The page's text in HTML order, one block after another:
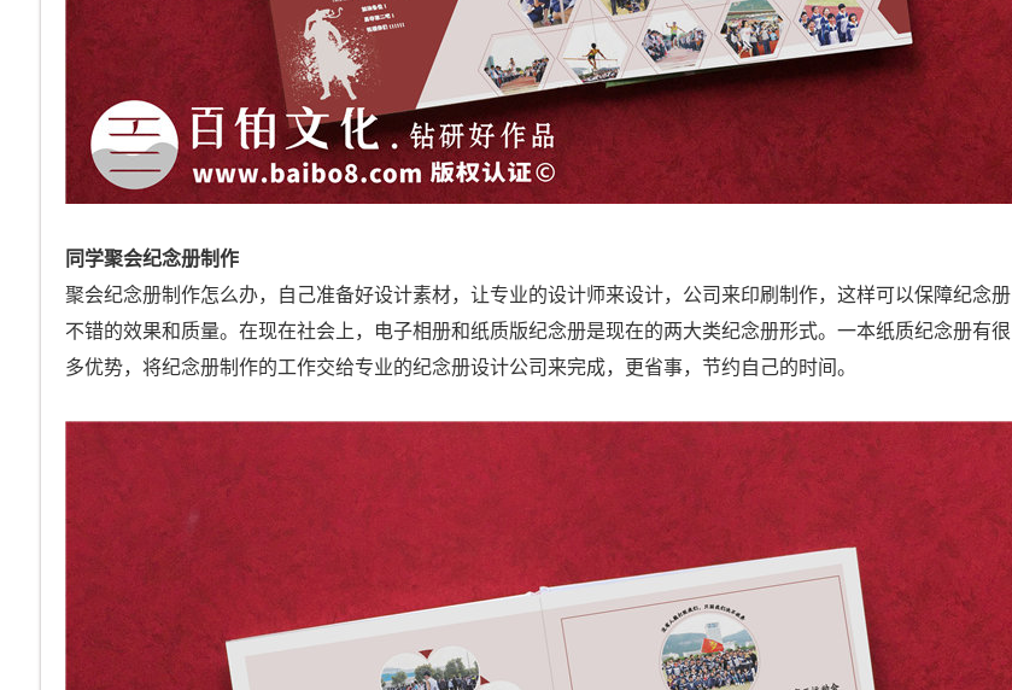
同学聚会纪念册制作
聚会纪念册制作怎么办，自己准备好设计素材，让专业的设计师来设计，公司来印刷制作，这样可以保障纪念册
不错的效果和质量。在现在社会上，电子相册和纸质版纪念册是现在的两大类纪念册形式。一本纸质纪念册有很
多优势，将纪念册制作的工作交给专业的纪念册设计公司来完成，更省事，节约自己的时间。